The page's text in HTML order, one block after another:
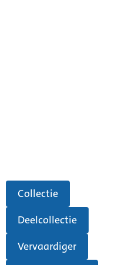
Collectie
Deelcollectie
Vervaardiger